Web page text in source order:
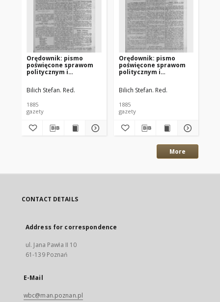
Orędownik: pismo
poświęcone sprawom
politycznym i
R.15 Nr285
Bilich Stefan. Red.
1885
gazety
Orędownik: pismo
poświęcone sprawom
politycznym i
R.15 Nr283
Bilich Stefan. Red.
1885
gazety
More
CONTACT DETAILS
Address for correspondence
ul. Jana Pawła II 10
61-139 Poznań
E-Mail
wbc@man.poznan.pl